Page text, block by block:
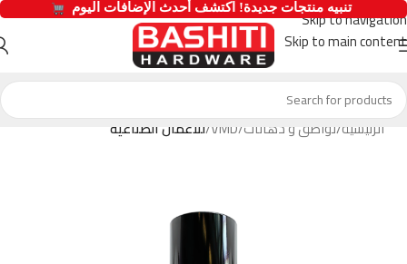
Skip to navigation
Skip to main content
الرئيسية لواصق و دهانات VMD للأعمال الصناعية
  تنبيه منتجات جديدة! اكتشف أحدث الإضافات اليوم